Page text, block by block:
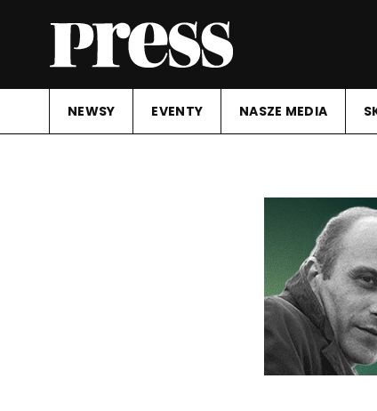
NEWSY EVENTY NASZE MEDIA